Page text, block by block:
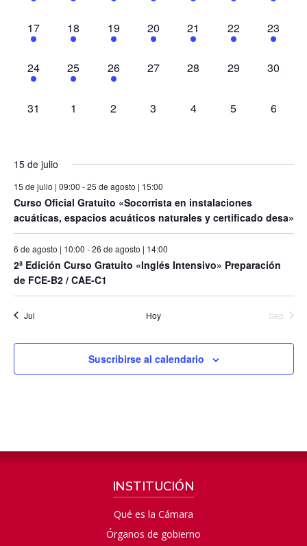
eventos,
eventos,
eventos,
eventos,
eventos,
eventos,
2
eventos,
17
2
eventos,
18
2
eventos,
19
2
eventos,
20
2
eventos,
21
2
eventos,
22
2
23
2
eventos,
24
3
eventos,
25
1
evento,
26
0
27
0
28
0
29
0
30
0
31
0
1
0
2
0
3
0
4
0
5
0
6
15 de julio
15 de julio | 09:00 -25 de agosto | 15:00
Curso Oficial Gratuito «Socorrista en instalaciones
acuáticas, espacios acuáticos naturales y certificado desa»
6 de agosto | 10:00 -26 de agosto | 14:00
2ª Edición Curso Gratuito «Inglés Intensivo» Preparación
de FCE-B2 / CAE-C1
Jul Hoy Sep
Suscribirse al calendario
INSTITUCIÓN
Qué es la Cámara
Órganos de gobierno